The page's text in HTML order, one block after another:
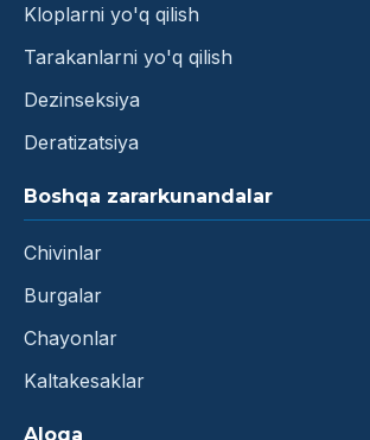
Kloplarni yo'q qilish
Tarakanlarni yo'q qilish
Dezinseksiya
Deratizatsiya
Boshqa zararkunandalar
Chivinlar
Burgalar
Chayonlar
Kaltakesaklar
Aloqa